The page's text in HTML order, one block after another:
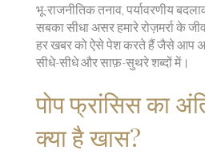
भू-राजनीतिक तनाव, पर्यावरणीय
सबका सीधा असर हमारे रोज़मर्रा के
हर खबर को ऐसे पेश करते हैं जैसे आप
सीधे-सीधे और साफ़-सुथरे शब्दों में।
पोप फ्रांसिस का
क्या है खास?